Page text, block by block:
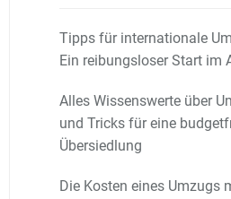
Tipps für internationale
Ein reibungsloser Start im
Alles Wissenswerte über
und Tricks für eine
Übersiedlung
Die Kosten eines Umzugs